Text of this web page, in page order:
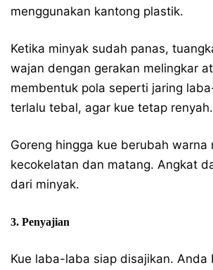
menggunakan kantong plastik.
Ketika minyak sudah panas,
wajan dengan gerakan melingkar
membentuk pola seperti jaring
terlalu tebal, agar kue tetap renyah.
Goreng hingga kue berubah warna
kecokelatan dan matang. Angkat
dari minyak.
3. Penyajian
Kue laba-laba siap disajikan. Anda